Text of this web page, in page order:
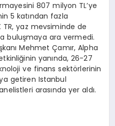
807 milyon TL’ye
5 katından fazla
yaz mevsiminde de
buluşmaya ara vermedi.
Mehmet Çamır, Alpha
yanında, 26-27
ve finans sektörlerinin
getiren Istanbul
arasında yer aldı.